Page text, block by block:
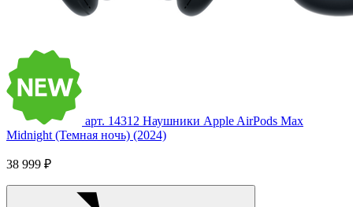
арт. 14312 Наушники Apple AirPods Max
Midnight (Темная ночь) (2024)
38 999 ₽